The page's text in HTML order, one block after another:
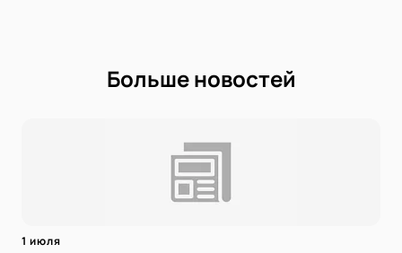
Больше новостей
1 июля